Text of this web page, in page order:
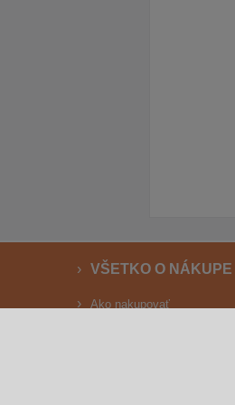
VŠETKO O NÁKUPE
Ako nakupovať